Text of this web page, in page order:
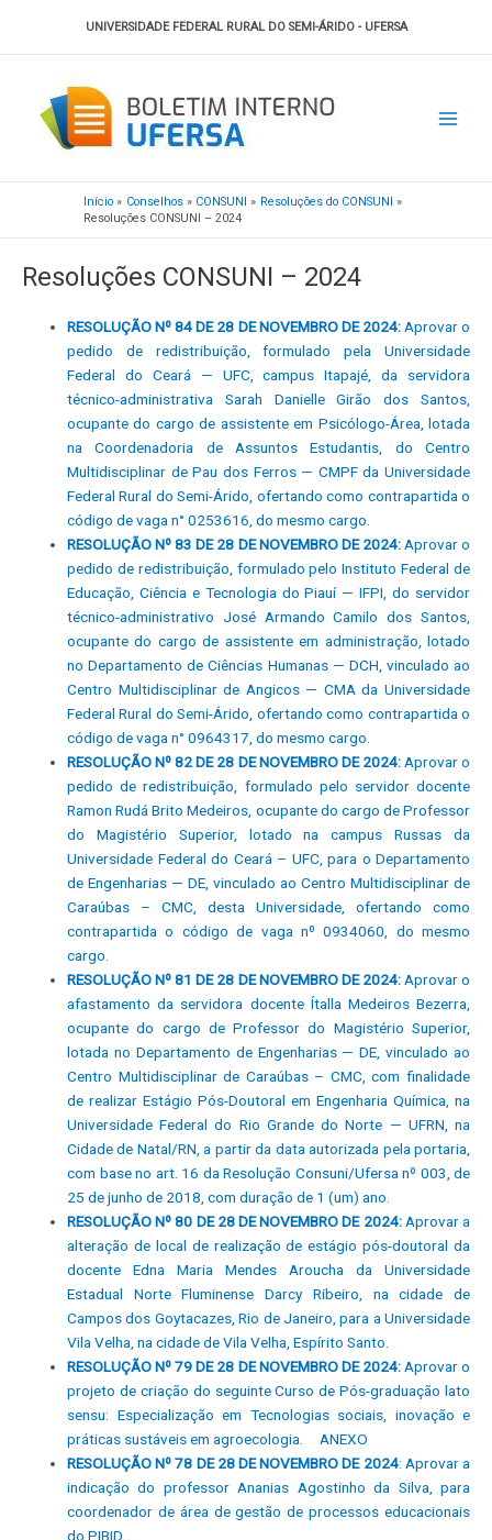
UNIVERSIDADE FEDERAL RURAL DO SEMI-ÁRIDO - UFERSA
Menu
Início Conselhos CONSUNI
Resoluções do CONSUNI
Resoluções CONSUNI – 2024
Resoluções CONSUNI – 2024
RESOLUÇÃO Nº 84 DE 28 DE NOVEMBRO DE 2024:Aprovar o
pedido de redistribuição, formulado pela Universidade
Federal do Ceará — UFC, campus Itapajé, da servidora
técnico-administrativa Sarah Danielle Girão dos Santos,
ocupante do cargo de assistente em Psicólogo-Área, lotada
na Coordenadoria de Assuntos Estudantis, do Centro
Multidisciplinar de Pau dos Ferros — CMPF da Universidade
Federal Rural do Semi-Árido, ofertando como contrapartida o
código de vaga n° 0253616, do mesmo cargo.
RESOLUÇÃO Nº 83 DE 28 DE NOVEMBRO DE 2024:Aprovar o
pedido de redistribuição, formulado pelo Instituto Federal de
Educação, Ciência e Tecnologia do Piauí — IFPI, do servidor
técnico-administrativo José Armando Camilo dos Santos,
ocupante do cargo de assistente em administração, lotado
no Departamento de Ciências Humanas — DCH, vinculado ao
Centro Multidisciplinar de Angicos — CMA da Universidade
Federal Rural do Semi-Árido, ofertando como contrapartida o
código de vaga n° 0964317, do mesmo cargo.
RESOLUÇÃO Nº 82 DE 28 DE NOVEMBRO DE 2024:Aprovar o
pedido de redistribuição, formulado pelo servidor docente
Ramon Rudá Brito Medeiros, ocupante do cargo de Professor
do Magistério Superior, lotado na campus Russas da
Universidade Federal do Ceará – UFC, para o Departamento
de Engenharias — DE, vinculado ao Centro Multidisciplinar de
Caraúbas – CMC, desta Universidade, ofertando como
contrapartida o código de vaga nº 0934060, do mesmo
cargo.
RESOLUÇÃO Nº 81 DE 28 DE NOVEMBRO DE 2024:Aprovar o
afastamento da servidora docente Ítalla Medeiros Bezerra,
ocupante do cargo de Professor do Magistério Superior,
lotada no Departamento de Engenharias — DE, vinculado ao
Centro Multidisciplinar de Caraúbas – CMC, com finalidade
de realizar Estágio Pós-Doutoral em Engenharia Química, na
Universidade Federal do Rio Grande do Norte — UFRN, na
Cidade de Natal/RN, a partir da data autorizada pela portaria,
com base no art. 16 da Resolução Consuni/Ufersa nº 003, de
25 de junho de 2018, com duração de 1 (um) ano.
RESOLUÇÃO Nº 80 DE 28 DE NOVEMBRO DE 2024:Aprovar a
alteração de local de realização de estágio pós-doutoral da
docente Edna Maria Mendes Aroucha da Universidade
Estadual Norte Fluminense Darcy Ribeiro, na cidade de
Campos dos Goytacazes, Rio de Janeiro, para a Universidade
Vila Velha, na cidade de Vila Velha, Espírito Santo.
RESOLUÇÃO Nº 79 DE 28 DE NOVEMBRO DE 2024:Aprovar o
projeto de criação do seguinte Curso de Pós-graduação lato
sensu: Especialização em Tecnologias sociais, inovação e
práticas sustáveis em agroecologia.
ANEXO
RESOLUÇÃO Nº 78 DE 28 DE NOVEMBRO DE 2024: Aprovar a
indicação do professor Ananias Agostinho da Silva, para
coordenador de área de gestão de processos educacionais
do PIBID.